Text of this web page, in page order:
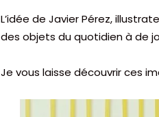
L’idée de Javier Pérez,
des objets du quotidien à de
Je vous laisse découvrir ces